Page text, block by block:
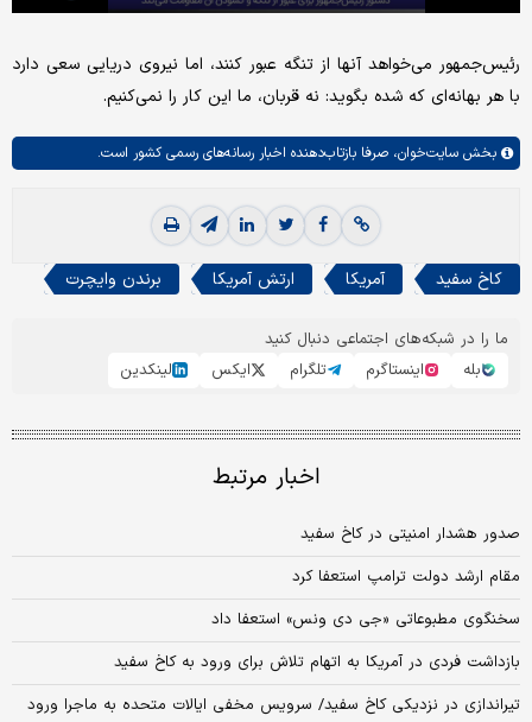
رئیس‌جمهور می‌خواهد آنها از تنگه عبور کنند، اما نیروی دریایی سعی دارد
با هر بهانه‌ای که شده بگوید: نه قربان، ما این کار را نمی‌کنیم.
بخش سایت‌خوان، صرفا بازتاب‌دهنده اخبار رسانه‌های رسمی کشور است.
کاخ سفید آمریکا ارتش آمریکا برندن وایچرت
ما را در شبکه‌های اجتماعی دنبال کنید
بله
اینستاگرم تلگرام ایکس لینکدین
اخبار مرتبط
صدور هشدار امنیتی در کاخ سفید
مقام ارشد دولت ترامپ استعفا کرد
سخنگوی مطبوعاتی «جی دی ونس» استعفا داد
بازداشت فردی در آمریکا به اتهام تلاش برای ورود به کاخ سفید
تیراندازی در نزدیکی کاخ سفید/ سرویس مخفی ایالات متحده به ماجرا ورود